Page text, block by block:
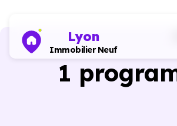
Lyon
Immobilier Neuf
1